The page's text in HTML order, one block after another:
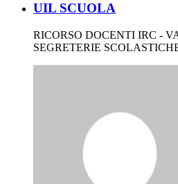
UIL SCUOLA
RICORSO DOCENTI IRC -
SEGRETERIE